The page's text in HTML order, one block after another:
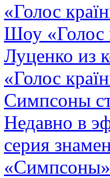
«Голос
Шоу «Голос
Луценко из
«Голос
Симпсоны
Недавно в
серия